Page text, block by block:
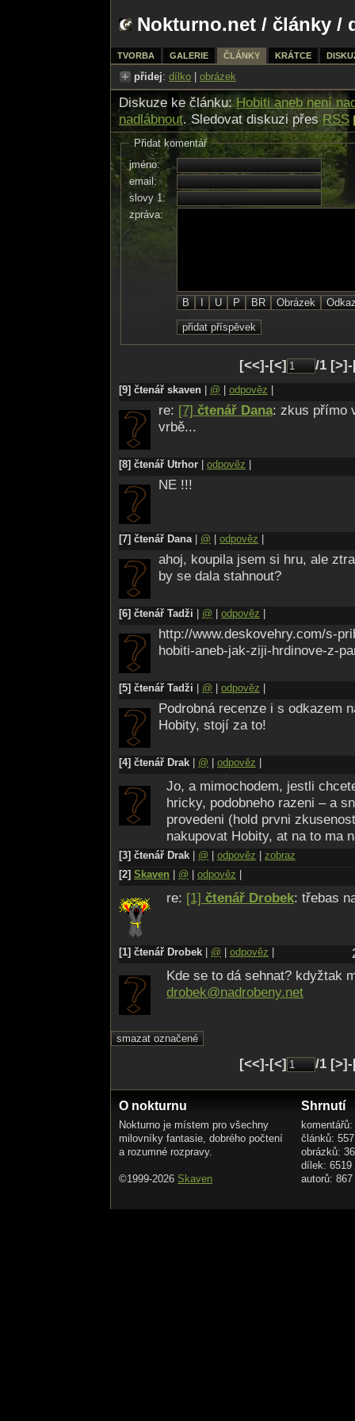
Nokturno.net / články /
TVORBA GALERIE ČLÁNKY KRÁTCE
přidej: dílko obrázek
Diskuze ke článku: Hobiti aneb není
nadlábnout. Sledovat diskuzi přesRSS
Přidat komentář
jméno:
email:
slovy 1:
zpráva:
[<<]-[<] /1
[9] čtenář skaven @ odpověz
re: [7] čtenář Dana: zkus přímo
vrbě...
[8] čtenář Utrhor odpověz
NE !!!
[7] čtenář Dana| @ odpověz
ahoj, koupila jsem si hru, ale
by se dala stahnout?
[6] čtenář Tadži @ odpověz
http://www.deskovehry.com/s-
hobiti-aneb-jak-ziji-hrdinove-z-
[5] čtenář Tadži @ odpověz
Podrobná recenze i s odkazem
Hobity, stojí za to!
[4] čtenář Drak @ odpověz
Jo, a mimochodem, jestli
hricky, podobneho razeni – a
provedeni (hold prvni
nakupovat Hobity, at na to ma
[3] čtenář Drak @ odpověz zobraz
[2] Skaven @ odpověz
re: [1] čtenář Drobek: třebas
[1] čtenář Drobek @ odpověz
Kde se to dá sehnat? kdyžtak
drobek@nadro­beny.net
[<<]-[<] /1
O nokturnu
Nokturno je místem pro všechny
milovníky fantasie, dobrého počtení
a rozumné rozpravy.
©1999-2026 Skaven
Shrnutí
článků: 557
obrázků:
dílek: 6519
autorů: 867